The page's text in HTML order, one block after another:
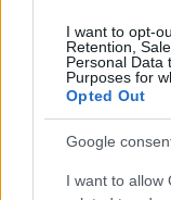
I want to opt-
Retention,
Personal Data
Purposes for
Opted Out
Google
I want to allow
Τουρίστας
να
καθόταν
Δεν ήταν
στο τροχαίο
και γιο -